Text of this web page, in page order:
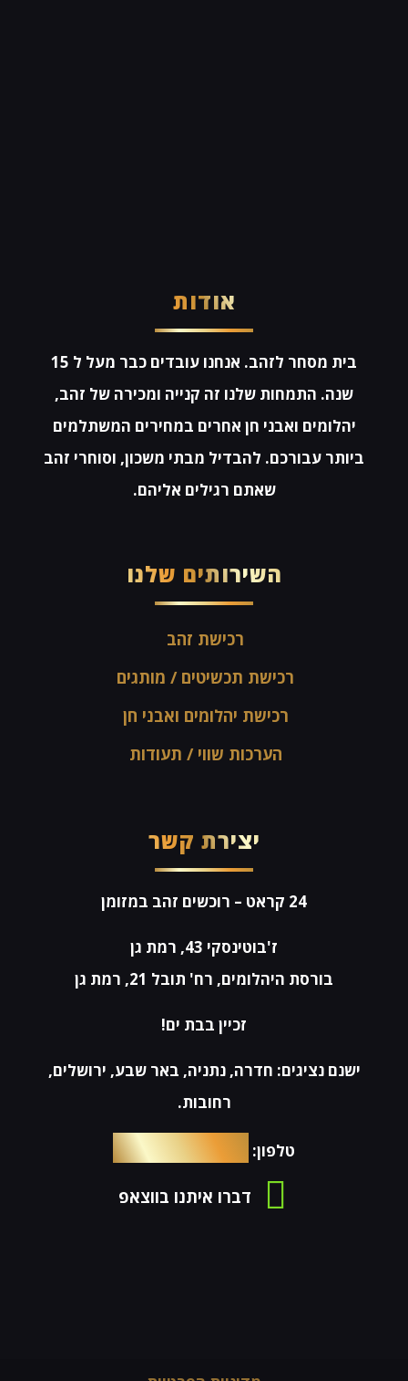
אודות
בית מסחר לזהב. אנחנו עובדים כבר מעל ל 15
שנה. התמחות שלנו זה קנייה ומכירה של זהב,
יהלומים ואבני חן אחרים במחירים המשתלמים
ביותר עבורכם. להבדיל מבתי משכון, וסוחרי זהב
שאתם רגילים אליהם.
השירותים שלנו
רכישת זהב
רכישת תכשיטים / מותגים
רכישת יהלומים ואבני חן
הערכות שווי / תעודות
יצירת קשר
24 קראט – רוכשים זהב במזומן
ז'בוטינסקי 43, רמת גן
בורסת היהלומים, רח' תובל 21, רמת גן
זכיין בבת ים!
ישנם נציגים: חדרה, נתניה, באר שבע, ירושלים,
רחובות.
טלפון: 054-4653576
דברו איתנו בווצאפ